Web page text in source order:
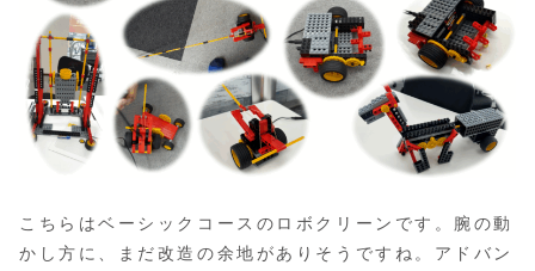
こちらはベーシックコースのロボクリーンです。腕の動
かし方に、まだ改造の余地がありそうですね。アドバン